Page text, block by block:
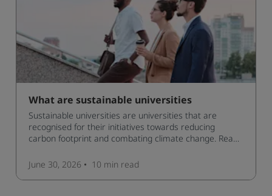
What are sustainable universities
Sustainable universities are universities that are
recognised for their initiatives towards reducing
carbon footprint and combating climate change. Read
June 30, 2026
10 min read